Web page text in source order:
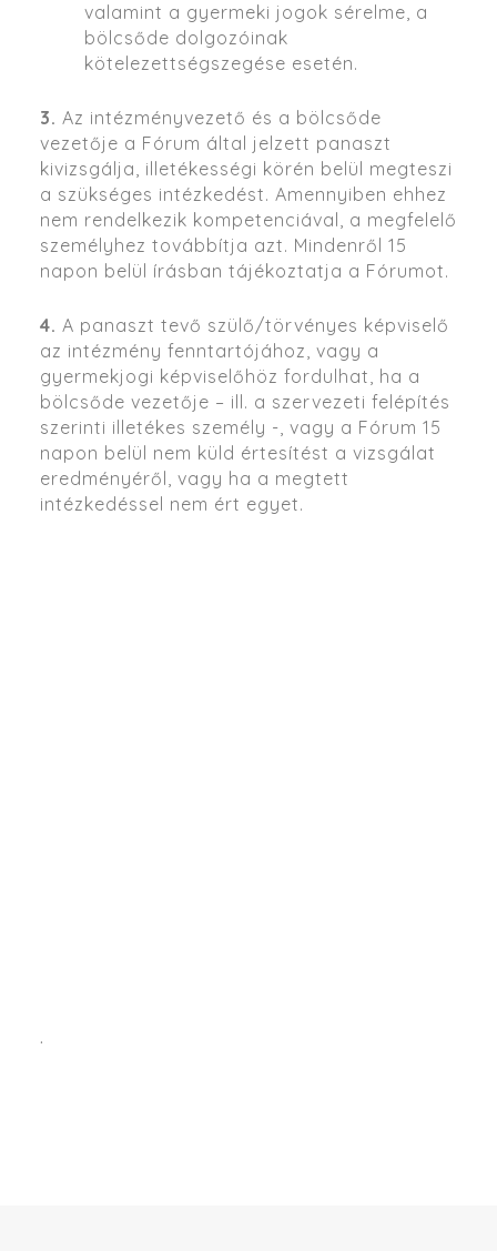
valamint a gyermeki jogok sérelme, a
bölcsőde dolgozóinak
kötelezettségszegése esetén.
3. Az intézményvezető és a bölcsőde
vezetője a Fórum által jelzett panaszt
kivizsgálja, illetékességi körén belül megteszi
a szükséges intézkedést. Amennyiben ehhez
nem rendelkezik kompetenciával, a megfelelő
személyhez továbbítja azt. Mindenről 15
napon belül írásban tájékoztatja a Fórumot.
4. A panaszt tevő szülő/törvényes képviselő
az intézmény fenntartójához, vagy a
gyermekjogi képviselőhöz fordulhat, ha a
bölcsőde vezetője – ill. a szervezeti felépítés
szerinti illetékes személy -, vagy a Fórum 15
napon belül nem küld értesítést a vizsgálat
eredményéről, vagy ha a megtett
intézkedéssel nem ért egyet.
.